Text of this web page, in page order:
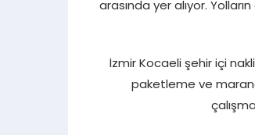
arasında yer alıyor.
İzmir Kocaeli şehir içi
paketleme ve